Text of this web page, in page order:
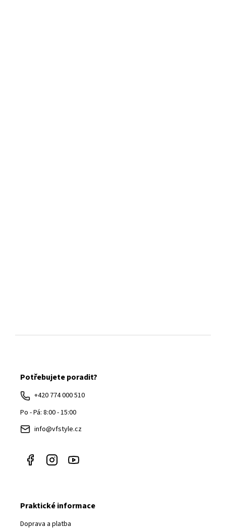
Potřebujete poradit?
+420 774 000 510
Po - Pá: 8:00 - 15:00
info@vfstyle.cz
Praktické informace
Doprava a platba